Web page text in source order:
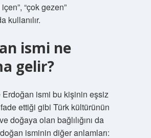
içen”, “çok gezen”
kullanılır.
ismi ne
gelir?
ismi bu kişinin eşsiz
ettiği gibi Türk kültürünün
doğaya olan bağlılığını da
isminin diğer anlamları: